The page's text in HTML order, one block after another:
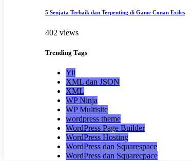
5 Senjata Terbaik dan Terpenting di Game Conan Exiles
402 views
Trending Tags
Yii
XML dan JSON
XML
WP Ninja
WP Multisite
wordpress theme
WordPress Page Builder
WordPress Hosting
WordPress dan Squarespace
WordPress dan Squarecpace